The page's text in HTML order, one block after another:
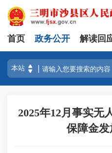
首页 政务公开 解读回
2025年12月事实无
保障金